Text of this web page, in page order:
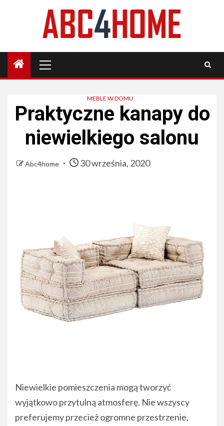
Menu
MEBLE W DOMU
Praktyczne kanapy do
niewielkiego salonu
Abc4home 30 września, 2020
Niewielkie pomieszczenia mogą tworzyć
wyjątkowo przytulną atmosferę. Nie wszyscy
preferujemy przecież ogromne przestrzenie,